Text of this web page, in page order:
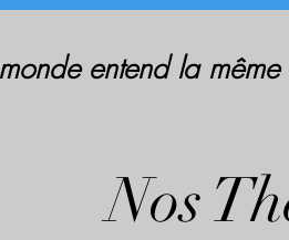
entend la
Nos